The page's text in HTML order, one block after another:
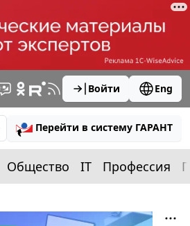
Войти Eng
Перейти в систему ГАРАНТ
Общество IT Профессия